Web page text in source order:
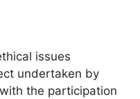
issues
undertaken by
the participation